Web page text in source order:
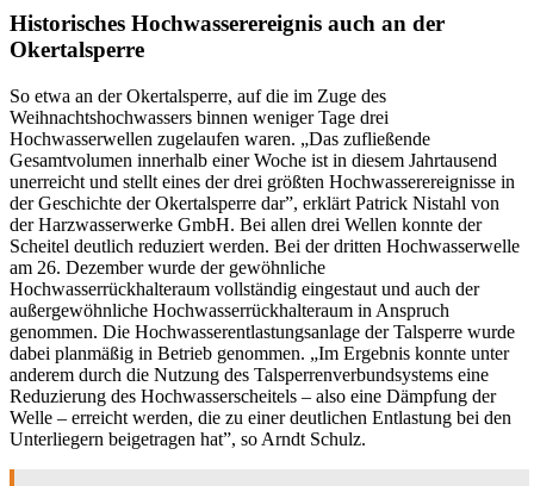
Historisches Hochwasserereignis auch an der
Okertalsperre
So etwa an der Okertalsperre, auf die im Zuge des
Weihnachtshochwassers binnen weniger Tage drei
Hochwasserwellen zugelaufen waren. „Das zufließende
Gesamtvolumen innerhalb einer Woche ist in diesem Jahrtausend
unerreicht und stellt eines der drei größten Hochwasserereignisse in
der Geschichte der Okertalsperre dar”, erklärt Patrick Nistahl von
der Harzwasserwerke GmbH. Bei allen drei Wellen konnte der
Scheitel deutlich reduziert werden. Bei der dritten Hochwasserwelle
am 26. Dezember wurde der gewöhnliche
Hochwasserrückhalteraum vollständig eingestaut und auch der
außergewöhnliche Hochwasserrückhalteraum in Anspruch
genommen. Die Hochwasserentlastungsanlage der Talsperre wurde
dabei planmäßig in Betrieb genommen. „Im Ergebnis konnte unter
anderem durch die Nutzung des Talsperrenverbundsystems eine
Reduzierung des Hochwasserscheitels – also eine Dämpfung der
Welle – erreicht werden, die zu einer deutlichen Entlastung bei den
Unterliegern beigetragen hat”, so Arndt Schulz.